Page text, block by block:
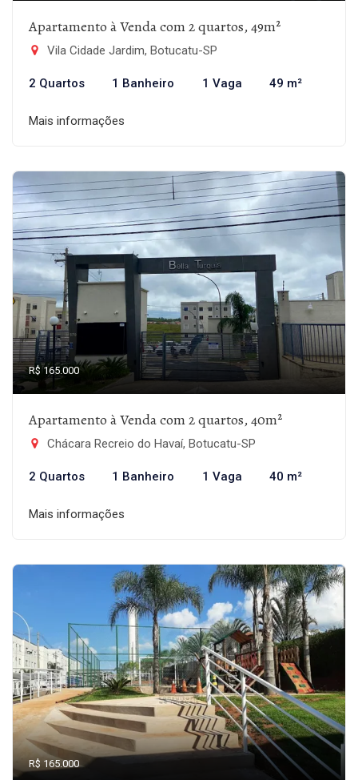
Apartamento à Venda com 2 quartos, 49m²
Vila Cidade Jardim, Botucatu-SP
2 Quartos 1 Banheiro 1 Vaga 49 m²
Mais informações
R$ 165.000
Apartamento à Venda com 2 quartos, 40m²
Chácara Recreio do Havaí, Botucatu-SP
2 Quartos 1 Banheiro 1 Vaga 40 m²
Mais informações
R$ 165.000